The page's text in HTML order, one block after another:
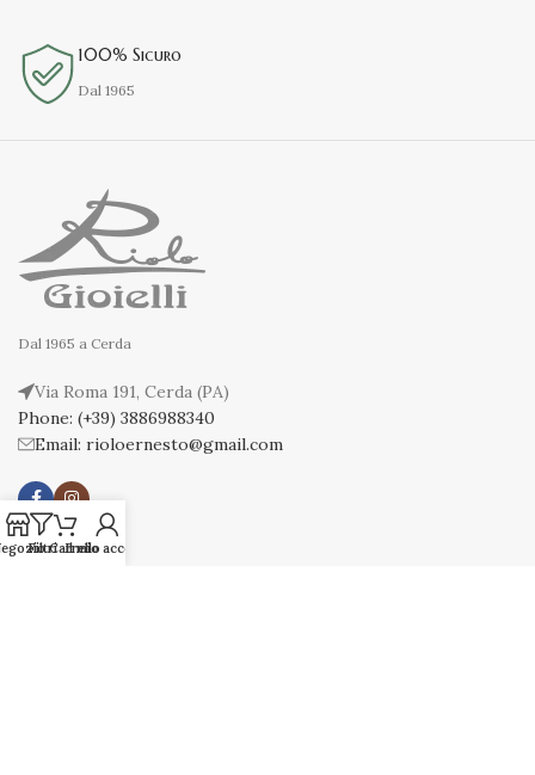
100% Sicuro
Dal 1965
Dal 1965 a Cerda
Via Roma 191, Cerda (PA)
Phone: (+39) 3886988340
Email: rioloernesto@gmail.com
FiltriCarrello
Il mio account